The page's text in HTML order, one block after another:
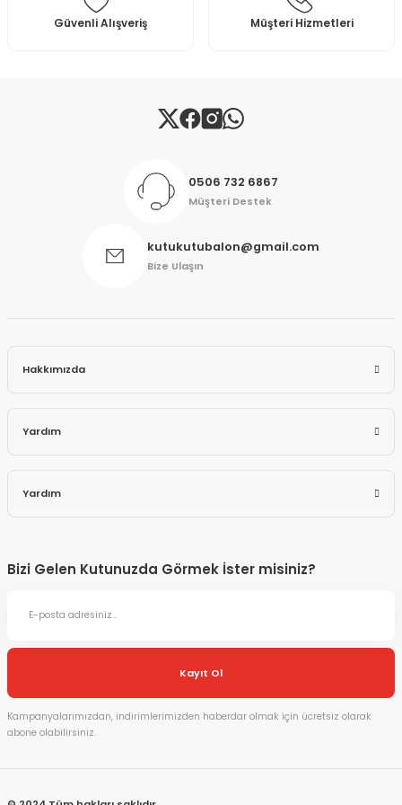
Gönder
Güvenli Alışveriş Müşteri Hizmetleri
0506 732 6867
Müşteri Destek
kutukutubalon@gmail.com
Bize Ulaşın
Hakkımızda
Yardım
Yardım
Bizi Gelen Kutunuzda Görmek İster misiniz?
Kayıt Ol
Kampanyalarımızdan, indirimlerimizden haberdar olmak için ücretsiz olarak
abone olabilirsiniz.